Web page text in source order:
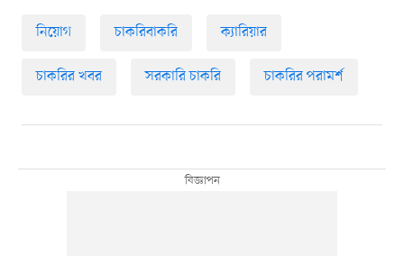
নিয়োগ চাকরিবাকরি ক্যারিয়ার
চাকরির খবর সরকারি চাকরি চাকরির পরামর্শ